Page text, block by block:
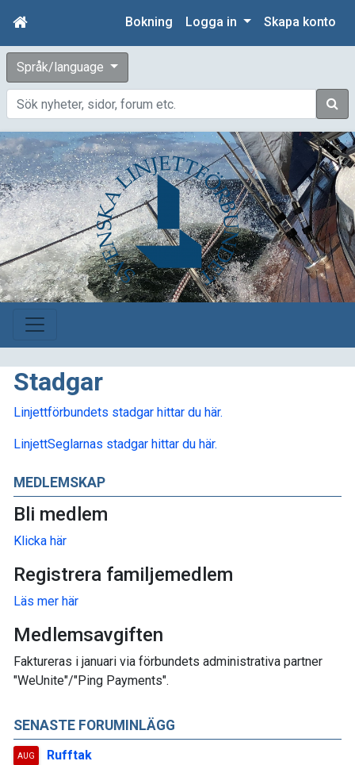
Bokning Logga in Skapa konto
Språk/language
Sök
MEDLEMSKAP
Bli medlem
Klicka här
Registrera familjemedlem
Läs mer här
Medlemsavgiften
Faktureras i januari via förbundets administrativa partner
"WeUnite"/"Ping Payments".
SENASTE FORUMINLÄGG
AUG Rufftak
Stadgar
Linjettförbundets stadgar hittar du här.
LinjettSeglarnas stadgar hittar du här.